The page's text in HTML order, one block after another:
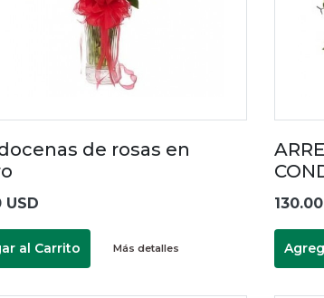
de rosas en
USD
al Carrito Más detalles